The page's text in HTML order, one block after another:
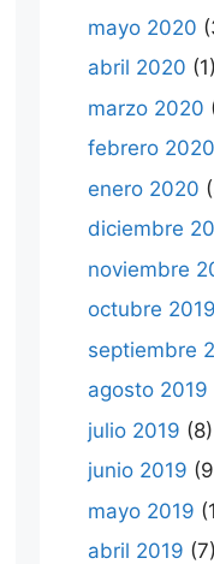
mayo 2020
abril 2020 (1)
marzo 2020
febrero 2020
enero 2020
diciembre
noviembre
octubre 2019
septiembre
agosto 2019
julio 2019 (8)
junio 2019
mayo 2019
abril 2019 (7)